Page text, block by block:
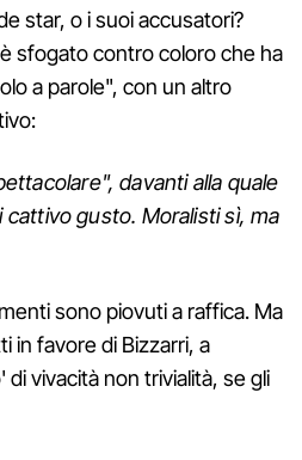
star, o i suoi accusatori?
sfogato contro coloro che ha
a parole", con un altro
davanti alla quale
cattivo gusto. Moralisti sì, ma
sono piovuti a raffica. Ma
in favore di Bizzarri, a
vivacità non trivialità, se gli